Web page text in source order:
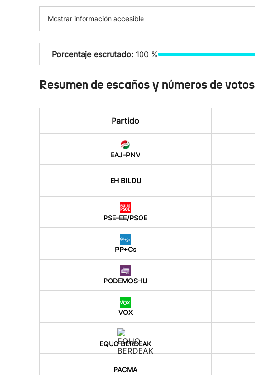
Mostrar información accesible
Porcentaje escrutado: 100 %
Resumen de escaños y números de votos
Partido
EAJ-PNV
EH BILDU
PSE-EE/PSOE
PP+Cs
PODEMOS-IU
VOX
EQUO BERDEAK
PACMA